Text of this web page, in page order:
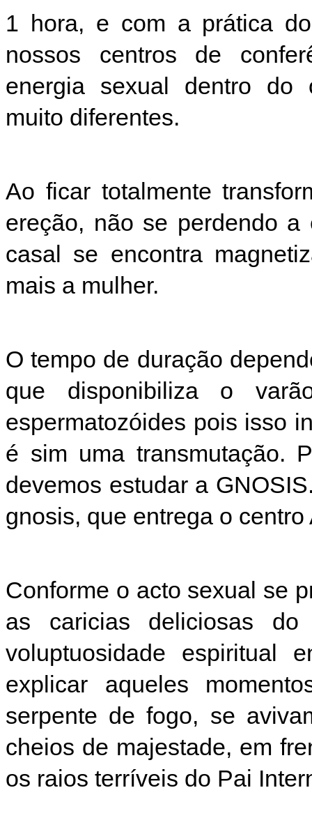
1 hora, e com a prática
nossos centros de
energia sexual dentro do
muito diferentes.
Ao ficar totalmente
ereção, não se perdendo
casal se encontra
mais a mulher.
O tempo de duração
que disponibiliza o
espermatozóides pois isso
é sim uma transmutação.
devemos estudar a
gnosis, que entrega o centro
Conforme o acto sexual se
as caricias deliciosas do
voluptuosidade espiritual
explicar aqueles
serpente de fogo, se
cheios de majestade, em
os raios terríveis do Pai